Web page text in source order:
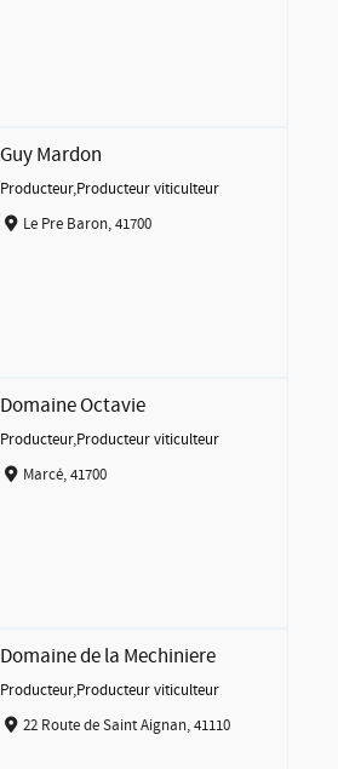
Guy Mardon
Producteur,Producteur viticulteur
Le Pre Baron, 41700
Domaine Octavie
Producteur,Producteur viticulteur
Marcé, 41700
Domaine de la Mechiniere
Producteur,Producteur viticulteur
22 Route de Saint Aignan, 41110